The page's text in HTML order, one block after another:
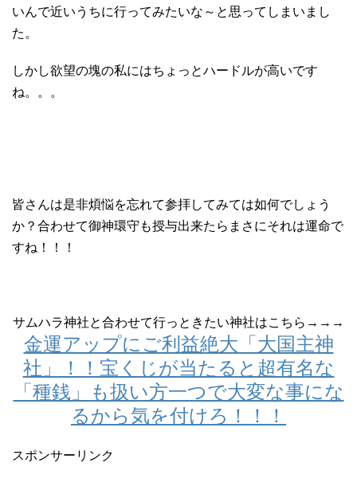
いんで近いうちに行ってみたいな～と思ってしまいまし
た。
しかし欲望の塊の私にはちょっとハードルが高いです
ね。。。
皆さんは是非煩悩を忘れて参拝してみては如何でしょう
か？合わせて御神環守も授与出来たらまさにそれは運命で
すね！！！
サムハラ神社と合わせて行っときたい神社はこちら→→→
金運アップにご利益絶大「大国主神
社」！！宝くじが当たると超有名な
「種銭」も扱い方一つで大変な事にな
るから気を付けろ！！！
スポンサーリンク